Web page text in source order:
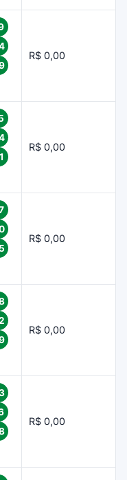
R$ 0,00
R$ 0,00
R$ 0,00
R$ 0,00
R$ 0,00